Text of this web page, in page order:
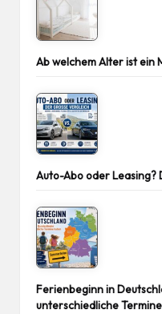
Ab welchem Alter ist ein
Auto-Abo oder
Ferienbeginn in
unterschiedliche